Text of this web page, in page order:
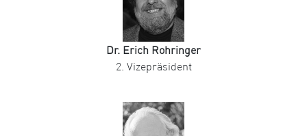
Dr. Erich Rohringer
2. Vizepräsident